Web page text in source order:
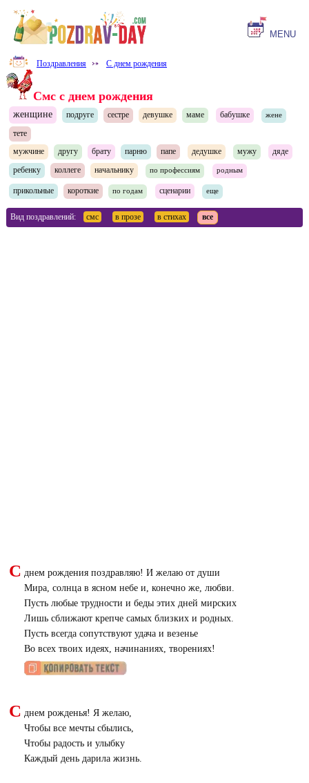
MENU
Поздравления ⤐ С днем рождения
Смс с днем рождения
женщине подруге сестре девушке маме бабушке жене
тете
мужчине
другу брату парню папе дедушке мужу
дяде
ребенку
коллеге начальнику по профессиям родным
прикольные короткие по годам сценарии еще
Вид поздравлений: смс в прозе в стихах все
С днем рождения поздравляю! И желаю от души
Мира, солнца в ясном небе и, конечно же, любви.
Пусть любые трудности и беды этих дней мирских
Лишь сближают крепче самых близких и родных.
Пусть всегда сопутствуют удача и везенье
Во всех твоих идеях, начинаниях, творениях!
С днем рожденья! Я желаю,
Чтобы все мечты сбылись,
Чтобы радость и улыбку
Каждый день дарила жизнь.